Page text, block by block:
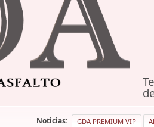
Noticias: GDA PREMIUM VIP